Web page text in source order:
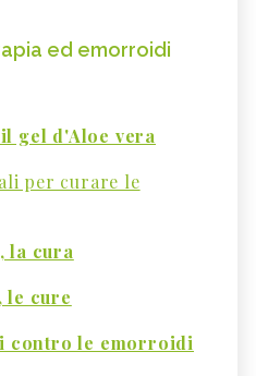
ed emorroidi
gel d'Aloe vera
per curare le
la cura
le cure
contro le emorroidi